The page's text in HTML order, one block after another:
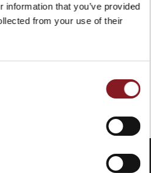
information that you’ve provided
from your use of their
des Elements erreicht.